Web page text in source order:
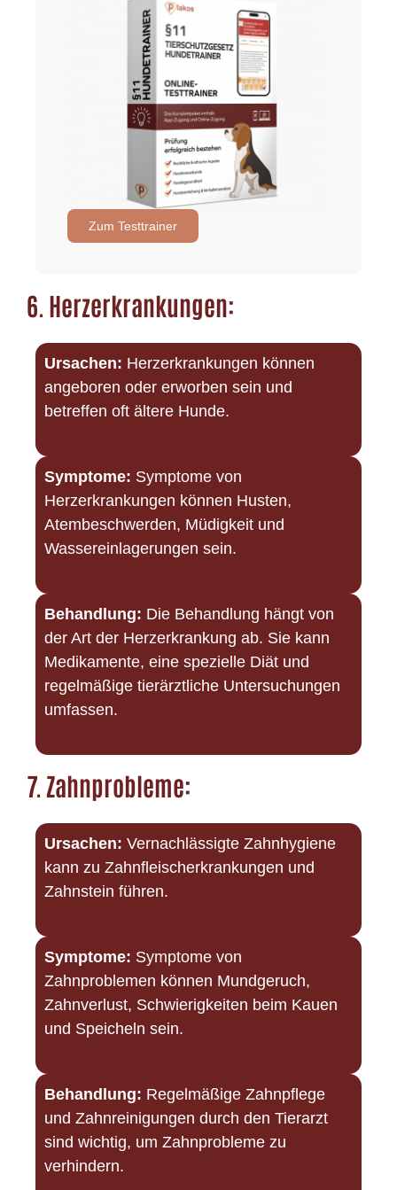
Zum Testtrainer
6. Herzerkrankungen:
Ursachen: Herzerkrankungen können
angeboren oder erworben sein und
betreffen oft ältere Hunde.
Symptome: Symptome von
Herzerkrankungen können Husten,
Atembeschwerden, Müdigkeit und
Wassereinlagerungen sein.
Behandlung: Die Behandlung hängt von
der Art der Herzerkrankung ab. Sie kann
Medikamente, eine spezielle Diät und
regelmäßige tierärztliche Untersuchungen
umfassen.
7. Zahnprobleme:
Ursachen: Vernachlässigte Zahnhygiene
kann zu Zahnfleischerkrankungen und
Zahnstein führen.
Symptome: Symptome von
Zahnproblemen können Mundgeruch,
Zahnverlust, Schwierigkeiten beim Kauen
und Speicheln sein.
Behandlung: Regelmäßige Zahnpflege
und Zahnreinigungen durch den Tierarzt
sind wichtig, um Zahnprobleme zu
verhindern.